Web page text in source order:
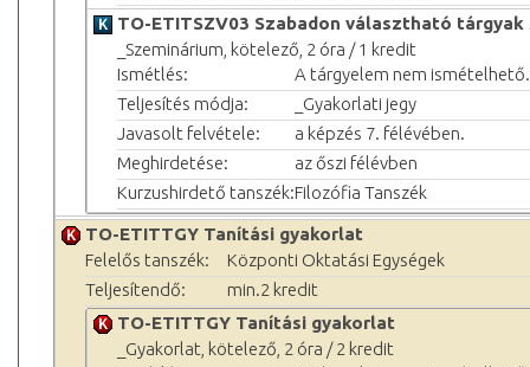
TO-ETITSZV03 Szabadon választható tárgyak
_Szeminárium, kötelező, 2 óra / 1 kredit
Ismétlés:
A tárgyelem nem ismételhető.
Teljesítés módja:
_Gyakorlati jegy
Javasolt felvétele:
a képzés 7. félévében.
Meghirdetése:
az őszi félévben
Kurzushirdető tanszék:Filozófia Tanszék
TO-ETITTGY Tanítási gyakorlat
Felelős tanszék:
Központi Oktatási Egységek
Teljesítendő:
min.2 kredit
TO-ETITTGY Tanítási gyakorlat
_Gyakorlat, kötelező, 2 óra / 2 kredit